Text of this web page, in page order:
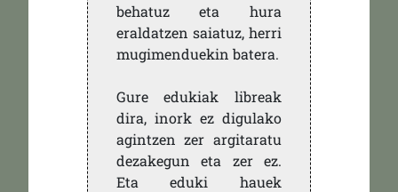
behatuz eta hura
eraldatzen saiatuz, herri
mugimenduekin batera.
Gure edukiak libreak
dira, inork ez digulako
agintzen zer argitaratu
dezakegun eta zer ez.
Eta eduki hauek